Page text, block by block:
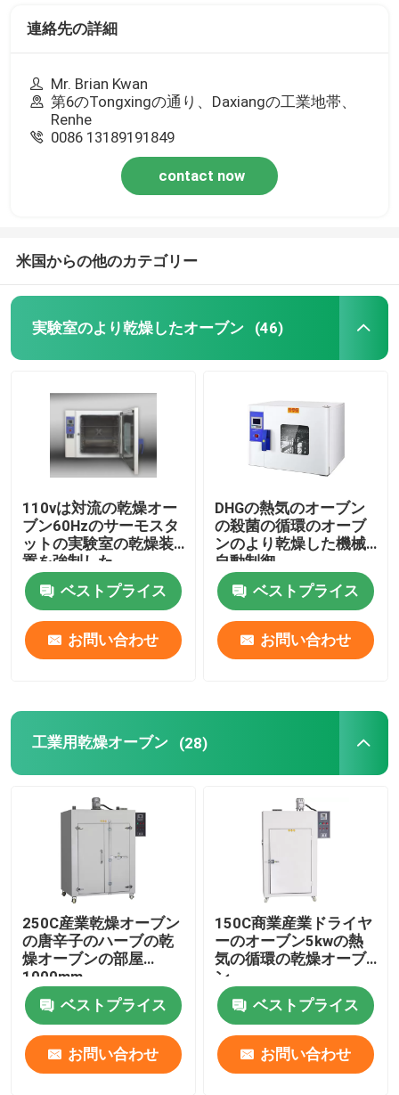
連絡先の詳細
Mr. Brian Kwan
第6のTongxingの通り、Daxiangの工業地帯、
Renhe
0086 13189191849
contact now
米国からの他のカテゴリー
実験室のより乾燥したオーブン (46)
110vは対流の乾燥オー
ブン60Hzのサーモスタ
ットの実験室の乾燥装
置を強制した
ベストプライス
お問い合わせ
DHGの熱気のオーブン
の殺菌の循環のオーブ
ンのより乾燥した機械
自動制御
ベストプライス
お問い合わせ
工業用乾燥オーブン (28)
250C産業乾燥オーブン
の唐辛子のハーブの乾
燥オーブンの部屋
1000mm
ベストプライス
お問い合わせ
150C商業産業ドライヤ
ーのオーブン5kwの熱
気の循環の乾燥オーブ
ン
ベストプライス
お問い合わせ